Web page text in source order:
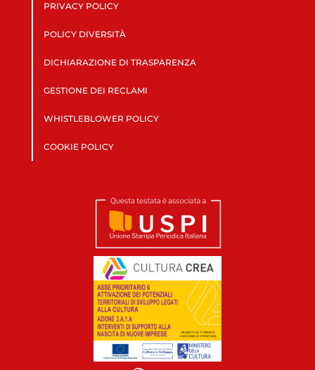
PRIVACY POLICY
POLICY DIVERSITÀ
DICHIARAZIONE DI TRASPARENZA
GESTIONE DEI RECLAMI
WHISTLEBLOWER POLICY
COOKIE POLICY